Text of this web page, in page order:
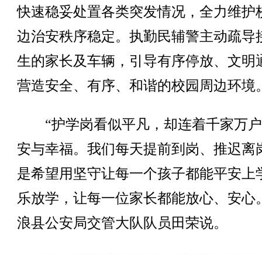
快速稳妥处置各类突发情况，全力维护
边治安秩序稳定。执勤民辅警主动疏导
生的家长及车辆，引导有序停放、文明
营造安全、有序、和谐的校园周边环境
“护学岗看似平凡，却连着千家万
安与幸福。我们每天提前到岗、推迟离
是希望用坚守让每一个孩子都能平安上
乐放学，让每一位家长都能放心、安心
浪县公安局交管大队队员田荣说。